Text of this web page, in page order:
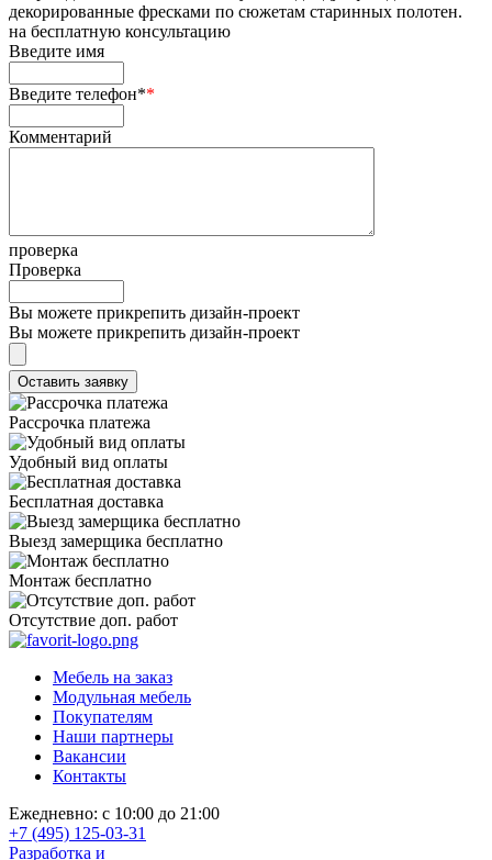
декорированные фресками по сюжетам старинных полотен.
на бесплатную консультацию
Введите имя
Введите телефон**
Комментарий
проверка
Проверка
Вы можете прикрепить дизайн-проект
Вы можете прикрепить дизайн-проект
Рассрочка платежа
Удобный вид оплаты
Бесплатная доставка
Выезд замерщика бесплатно
Монтаж бесплатно
Отсутствие доп. работ
Мебель на заказ
Модульная мебель
Покупателям
Наши партнеры
Вакансии
Контакты
Ежедневно: с 10:00 до 21:00
+7 (495) 125-03-31
Разработка и